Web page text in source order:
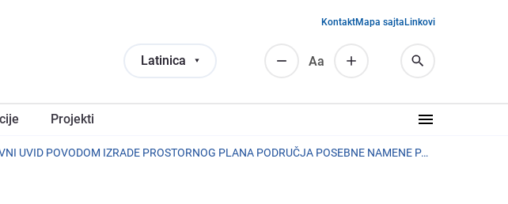
Latinica Аа
KontaktMapa sajta Linkovi
Projеkti
RANI JAVNI UVID POVODOM IZRADE PROSTORNOG PLANA PODRUČJA POSEBNE NAMENE PARKA PRIRODE „ZLATIBOR”